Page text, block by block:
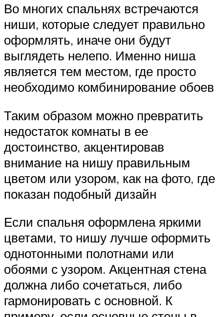
Во многих спальнях встречаются
ниши, которые следует правильно
оформлять, иначе они будут
выглядеть нелепо. Именно ниша
является тем местом, где просто
необходимо комбинирование обоев
Таким образом можно превратить
недостаток комнаты в ее
достоинство, акцентировав
внимание на нишу правильным
цветом или узором, как на фото, где
показан подобный дизайн
Если спальня оформлена яркими
цветами, то нишу лучше оформить
однотонными полотнами или
обоями с узором. Акцентная стена
должна либо сочетаться, либо
гармонировать с основной. К